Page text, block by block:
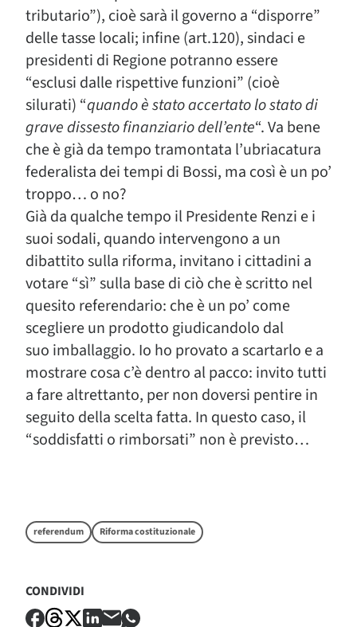
tributario”), cioè sarà il governo a “disporre”
delle tasse locali; infine (art.120), sindaci e
presidenti di Regione potranno essere
“esclusi dalle rispettive funzioni” (cioè
silurati) “quando è stato accertato lo stato di
grave dissesto finanziario dell’ente“. Va bene
che è già da tempo tramontata l’ubriacatura
federalista dei tempi di Bossi, ma così è un po’
troppo… o no?
Già da qualche tempo il Presidente Renzi e i
suoi sodali, quando intervengono a un
dibattito sulla riforma, invitano i cittadini a
votare “sì” sulla base di ciò che è scritto nel
quesito referendario: che è un po’ come
scegliere un prodotto giudicandolo dal
suo imballaggio. Io ho provato a scartarlo e a
mostrare cosa c’è dentro al pacco: invito tutti
a fare altrettanto, per non doversi pentire in
seguito della scelta fatta. In questo caso, il
“soddisfatti o rimborsati” non è previsto…
referendum Riforma costituzionale
CONDIVIDI